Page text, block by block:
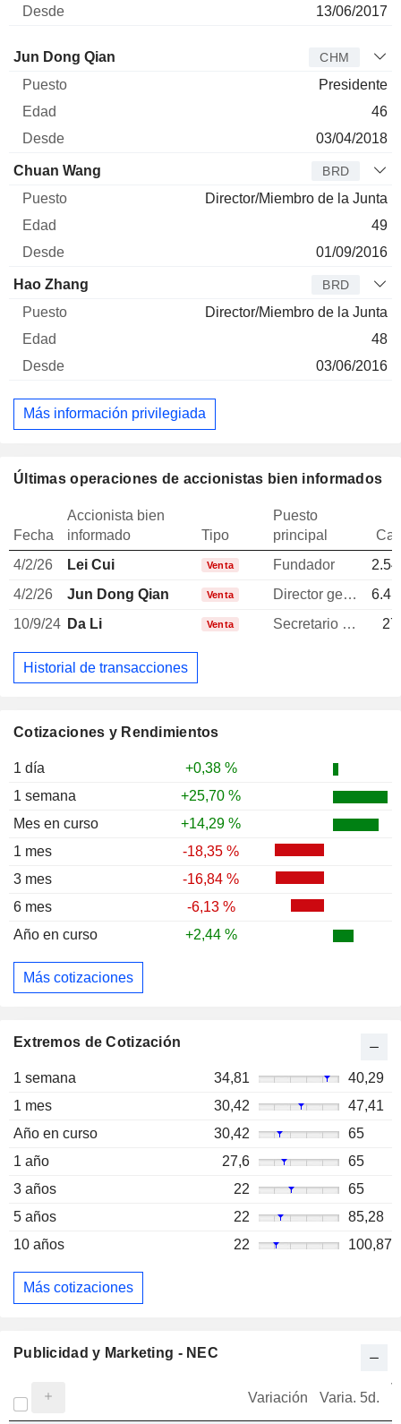
Cotizaciones y Rendimientos
1 día
+0,38 %
1 semana
+25,70 %
Mes en curso
+14,29 %
1 mes
-18,35 %
3 mes
-16,84 %
6 mes
-6,13 %
Año en curso
+2,44 %
Más cotizaciones
Extremos de Cotización
1 semana 34,81
40,29
1 mes
30,42
47,41
Año en curso
30,42
65
1 año
27,6
65
3 años
22
65
5 años
22
85,28
10 años
22 100,87
Más cotizaciones
13/06/2017
Administrador Puesto
Jun Dong Qian CHM
Presidente
46
03/04/2018
Chuan Wang BRD
Director/Miembro de la Junta
49
01/09/2016
Hao Zhang BRD
Director/Miembro de la Junta
48
03/06/2016
Más información privilegiada
Últimas operaciones de accionistas bien informados
Fecha
Accionista bien
informado
Tipo
Puesto
principal
4/2/26
Lei Cui Venta Fundador
4/2/26
Jun Dong Qian Venta Director general
10/9/24 Da Li Venta Secretario general
Historial de transacciones
Publicidad y Marketing - NEC
Variación Varia. 5d.